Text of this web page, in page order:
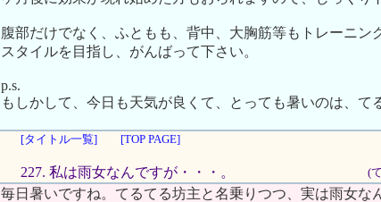
腹部だけでなく、ふともも、背中、大胸筋等もトレーニン
スタイルを目指し、がんばって下さい。
p.s.
もしかして、今日も天気が良くて、とっても暑いのは、て
[タイトル一覧] [TOP PAGE]
227. 私は雨女なんですが・・・。 (
毎日暑いですね。てるてる坊主と名乗りつつ、実は雨女な